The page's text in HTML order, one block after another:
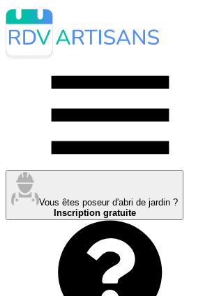
Vous êtes poseur d'abri de jardin ?
Inscription gratuite